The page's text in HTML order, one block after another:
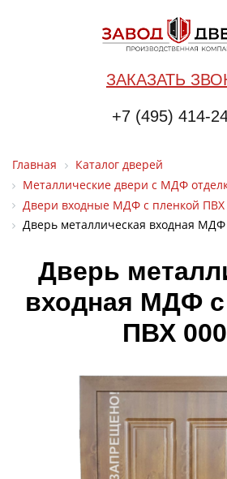
ЗАКАЗАТЬ
+7 (495) 414-
Главная
Каталог дверей
Металлические двери с МДФ
Двери входные МДФ с пленкой ПВХ
Дверь металлическая входная
Дверь
входная МДФ с
ПВХ